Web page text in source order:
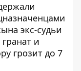
экс-судьи
и
грозит до 7